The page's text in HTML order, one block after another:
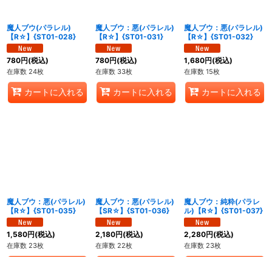
魔人ブウ(パラレル)
【R☆】{ST01-028}
780円(税込)
在庫数 24枚
カートに入れる
魔人ブウ：悪(パラレル)
【R☆】{ST01-031}
780円(税込)
在庫数 33枚
カートに入れる
魔人ブウ：悪(パラレル)
【R☆】{ST01-032}
1,680円(税込)
在庫数 15枚
カートに入れる
魔人ブウ：悪(パラレル)
【R☆】{ST01-035}
1,580円(税込)
在庫数 23枚
魔人ブウ：悪(パラレル)
【SR☆】{ST01-036}
2,180円(税込)
在庫数 22枚
魔人ブウ：純粋(パラレ
ル)【R☆】{ST01-037}
2,280円(税込)
在庫数 23枚